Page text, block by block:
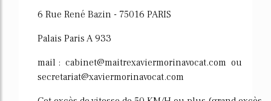
6 Rue René Bazin - 75016 PARIS
Palais Paris A 933
mail : cabinet@maitrexaviermorinavocat.com ou
secretariat@xaviermorinavocat.com